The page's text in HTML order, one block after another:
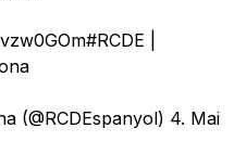
#RCDE
(@RCDEspanyol) 4. Mai